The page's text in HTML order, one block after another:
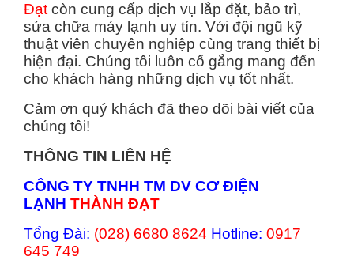
Đạt còn cung cấp dịch vụ lắp đặt, bảo trì,
sửa chữa máy lạnh uy tín. Với đội ngũ kỹ
thuật viên chuyên nghiệp cùng trang thiết bị
hiện đại. Chúng tôi luôn cố gắng mang đến
cho khách hàng những dịch vụ tốt nhất.
Cảm ơn quý khách đã theo dõi bài viết của
chúng tôi!
THÔNG TIN LIÊN HỆ
CÔNG TY TNHH TM DV CƠ ĐIỆN
LẠNH THÀNH ĐẠT
Tổng Đài: (028) 6680 8624 Hotline: 0917
645 749